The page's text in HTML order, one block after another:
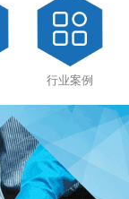
行业案例